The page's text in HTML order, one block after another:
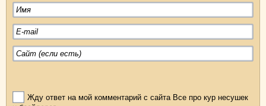
Жду ответ на мой комментарий с сайта Все про кур несушек